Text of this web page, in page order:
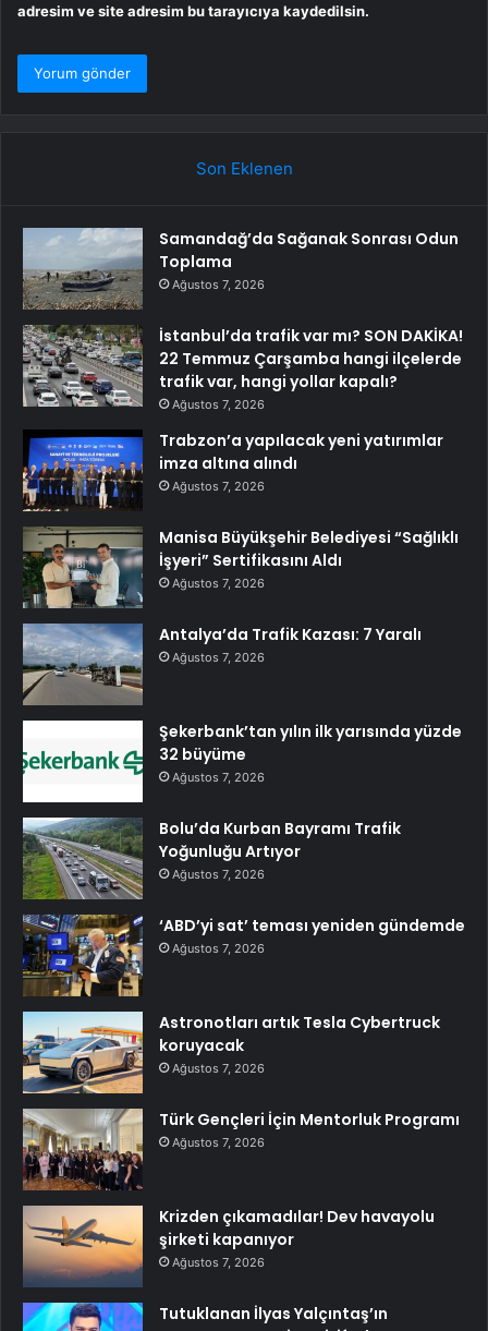
adresim ve site adresim bu tarayıcıya kaydedilsin.
Son Eklenen
Samandağ’da Sağanak Sonrası Odun
Toplama
Ağustos 7, 2026
İstanbul’da trafik var mı? SON DAKİKA!
22 Temmuz Çarşamba hangi ilçelerde
trafik var, hangi yollar kapalı?
Ağustos 7, 2026
Trabzon’a yapılacak yeni yatırımlar
imza altına alındı
Ağustos 7, 2026
Manisa Büyükşehir Belediyesi “Sağlıklı
İşyeri” Sertifikasını Aldı
Ağustos 7, 2026
Antalya’da Trafik Kazası: 7 Yaralı
Ağustos 7, 2026
Şekerbank’tan yılın ilk yarısında yüzde
32 büyüme
Ağustos 7, 2026
Bolu’da Kurban Bayramı Trafik
Yoğunluğu Artıyor
Ağustos 7, 2026
‘ABD’yi sat’ teması yeniden gündemde
Ağustos 7, 2026
Astronotları artık Tesla Cybertruck
koruyacak
Ağustos 7, 2026
Türk Gençleri İçin Mentorluk Programı
Ağustos 7, 2026
Krizden çıkamadılar! Dev havayolu
şirketi kapanıyor
Ağustos 7, 2026
Tutuklanan İlyas Yalçıntaş’ın